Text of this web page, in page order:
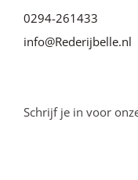
0294-261433
info@Rederijbelle.nl
Schrijf je in voor